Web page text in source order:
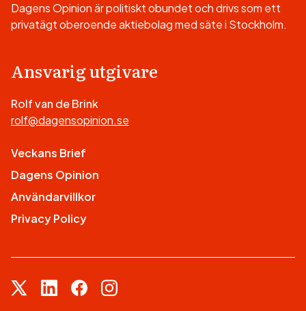
Dagens Opinion är politiskt obundet och drivs som ett
privatägt oberoende aktiebolag med säte i Stockholm.
Ansvarig utgivare
Rolf van de Brink
rolf@dagensopinion.se
Veckans Brief
Dagens Opinion
Användarvillkor
Privacy Policy